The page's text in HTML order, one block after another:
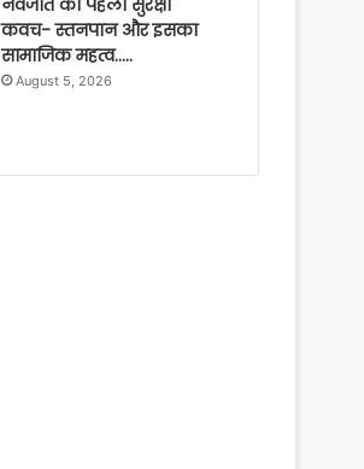
कवच- स्तनपान और इसका
सामाजिक महत्व…..
August 5, 2026